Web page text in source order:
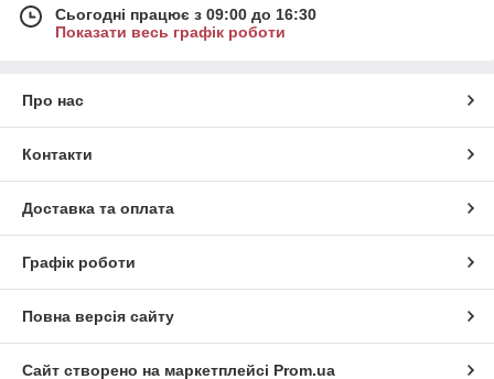
Сьогодні працює з 09:00 до 16:30
Показати весь графік роботи
Про нас
Контакти
Доставка та оплата
Графік роботи
Повна версія сайту
Сайт створено на маркетплейсі Prom.ua